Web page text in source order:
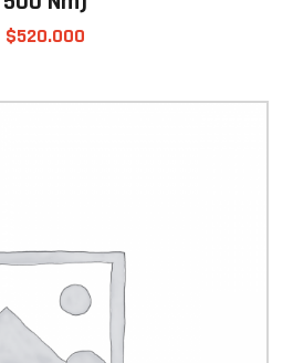
$520.000